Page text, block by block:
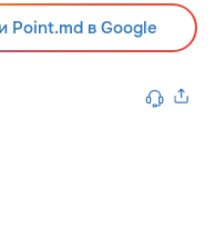
Point.md в Google